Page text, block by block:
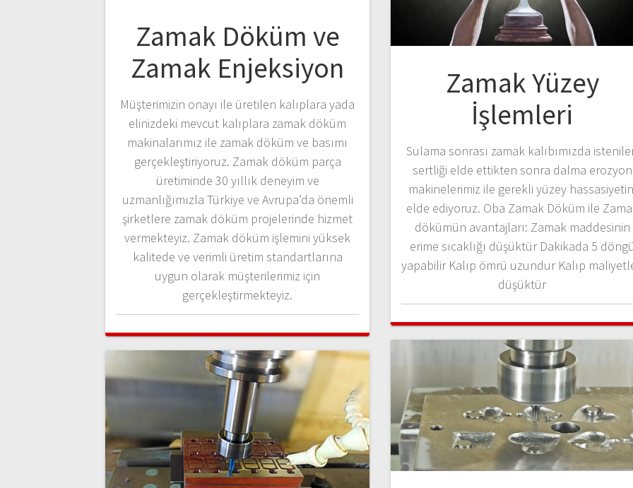
Zamak Döküm ve
Zamak Enjeksiyon
Müşterimizin onayı ile üretilen kalıplara yada
elinizdeki mevcut kalıplara zamak döküm
makinalarımız ile zamak döküm ve basımı
gerçekleştiriyoruz. Zamak döküm parça
üretiminde 30 yıllık deneyim ve
uzmanlığımızla Türkiye ve Avrupa’da önemli
şirketlere zamak döküm projelerinde hizmet
vermekteyiz. Zamak döküm işlemini yüksek
kalitede ve verimli üretim standartlarına
uygun olarak müşterilerimiz için
gerçekleştirmekteyiz.
Zamak Yüzey
İşlemleri
Sulama sonrası zamak kalıbımızda
sertliği elde ettikten sonra dalma erozyon
makinelerimiz ile gerekli yüzey
elde ediyoruz. Oba Zamak Döküm ile
dökümün avantajları: Zamak maddesinin
erime sıcaklığı düşüktür Dakikada 5
yapabilir Kalıp ömrü uzundur Kalıp
düşüktür